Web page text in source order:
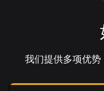
我们提供多项优势